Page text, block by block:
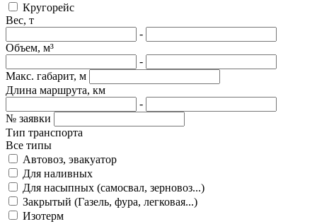
Кругорейс
Вес, т
-
Объем, м³
-
Макс. габарит, м
Длина маршрута, км
-
№ заявки
Тип транспорта
Все типы
Автовоз, эвакуатор
Для наливных
Для насыпных (самосвал, зерновоз...)
Закрытый (Газель, фура, легковая...)
Изотерм